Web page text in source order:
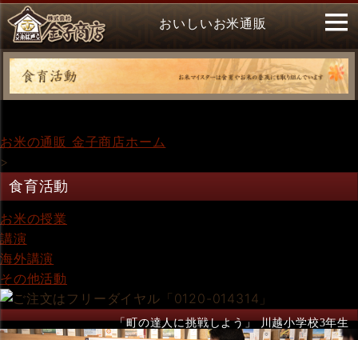
おいしいお米通販
お米の通販 金子商店ホーム
>
食育活動
お米の授業
講演
海外講演
その他活動
「町の達人に挑戦しよう」 川越小学校3年生